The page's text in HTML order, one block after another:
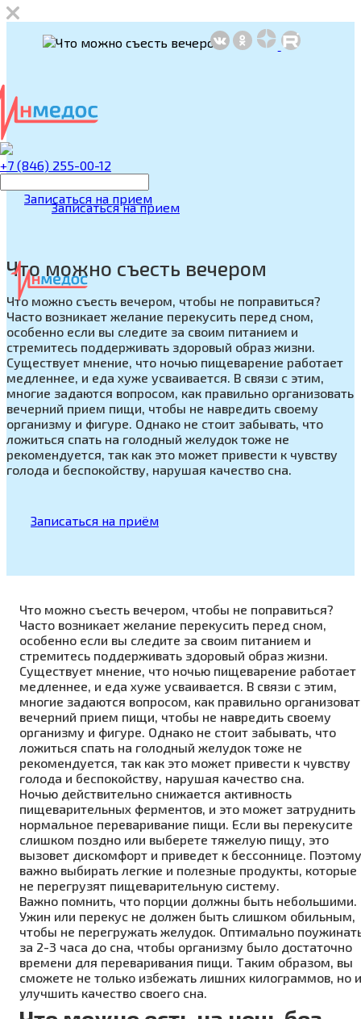
Записаться на прием
+7 (846) 255-00-12
Записаться на прием
Что можно съесть вечером
Что можно съесть вечером, чтобы не поправиться?
Часто возникает желание перекусить перед сном,
особенно если вы следите за своим питанием и
стремитесь поддерживать здоровый образ жизни.
Существует мнение, что ночью пищеварение работает
медленнее, и еда хуже усваивается. В связи с этим,
многие задаются вопросом, как правильно организовать
вечерний прием пищи, чтобы не навредить своему
организму и фигуре. Однако не стоит забывать, что
ложиться спать на голодный желудок тоже не
рекомендуется, так как это может привести к чувству
голода и беспокойству, нарушая качество сна.
Записаться на приём
Что можно съесть вечером, чтобы не поправиться?
Часто возникает желание перекусить перед сном,
особенно если вы следите за своим питанием и
стремитесь поддерживать здоровый образ жизни.
Существует мнение, что ночью пищеварение работает
медленнее, и еда хуже усваивается. В связи с этим,
многие задаются вопросом, как правильно
вечерний прием пищи, чтобы не навредить своему
организму и фигуре. Однако не стоит забывать, что
ложиться спать на голодный желудок тоже не
рекомендуется, так как это может привести к чувству
голода и беспокойству, нарушая качество сна.
Ночью действительно снижается активность
пищеварительных ферментов, и это может затруднить
нормальное переваривание пищи. Если вы перекусите
слишком поздно или выберете тяжелую пищу, это
вызовет дискомфорт и приведет к бессоннице. Поэтому
важно выбирать легкие и полезные продукты, которые
не перегрузят пищеварительную систему.
Важно помнить, что порции должны быть небольшими.
Ужин или перекус не должен быть слишком обильным,
чтобы не перегружать желудок. Оптимально
за 2-3 часа до сна, чтобы организму было достаточно
времени для переваривания пищи. Таким образом, вы
сможете не только избежать лишних килограммов, но и
улучшить качество своего сна.